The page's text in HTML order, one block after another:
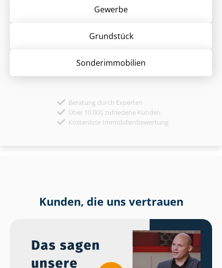
Gewerbe
Grund­stück
Sonder­immobilien
Beratung durch Experten
Über 10.000 zufriedene Kunden
Kostenlose Immobilienbewertung
Kunden, die uns vertrauen